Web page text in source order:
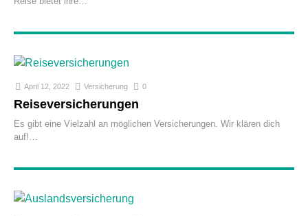
April 12, 2022 Versicherung 0
Reiseversicherungen
Es gibt eine Vielzahl an möglichen Versicherungen. Wir klären dich
auf!